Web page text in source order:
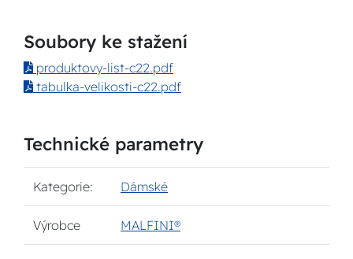
Soubory ke stažení
produktovy-list-c22.pdf
tabulka-velikosti-c22.pdf
Technické parametry
Kategorie: Dámské
Výrobce MALFINI®